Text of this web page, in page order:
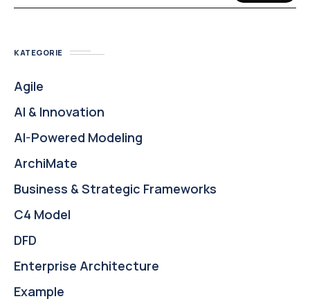
KATEGORIE
Agile
AI & Innovation
AI-Powered Modeling
ArchiMate
Business & Strategic Frameworks
C4 Model
DFD
Enterprise Architecture
Example